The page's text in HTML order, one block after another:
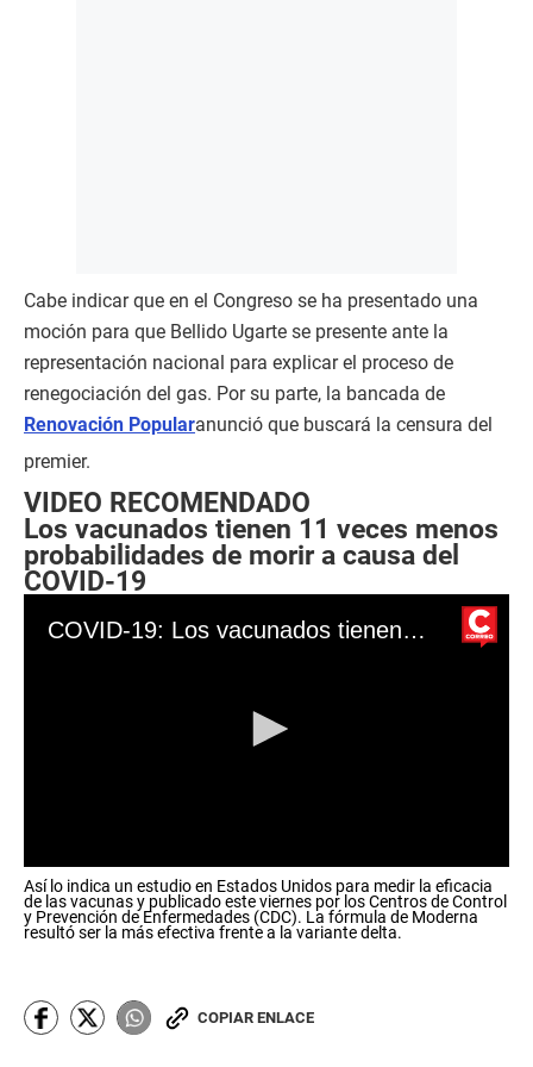
Cabe indicar que en el Congreso se ha presentado una
moción para que Bellido Ugarte se presente ante la
representación nacional para explicar el proceso de
renegociación del gas. Por su parte, la bancada de
Renovación Popularanunció que buscará la censura del
premier.
VIDEO RECOMENDADO
Los vacunados tienen 11 veces menos
probabilidades de morir a causa del
COVID-19
COVID-19: Los vacunados tienen 11 veces menos probabilidades de morir a causa del virus
s
e
c
s
o
Así lo indica un estudio en Estados Unidos para medir la eficacia
de las vacunas y publicado este viernes por los Centros de Control
y Prevención de Enfermedades (CDC). La fórmula de Moderna
resultó ser la más efectiva frente a la variante delta.
COPIAR ENLACE